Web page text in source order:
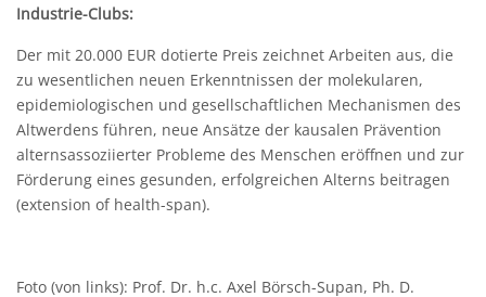
Industrie-Clubs:
Der mit 20.000 EUR dotierte Preis zeichnet Arbeiten aus, die
zu wesentlichen neuen Erkenntnissen der molekularen,
epidemiologischen und gesellschaftlichen Mechanismen des
Altwerdens führen, neue Ansätze der kausalen Prävention
alternsassoziierter Probleme des Menschen eröffnen und zur
Förderung eines gesunden, erfolgreichen Alterns beitragen
(extension of health-span).
Foto (von links): Prof. Dr. h.c. Axel Börsch-Supan, Ph. D.